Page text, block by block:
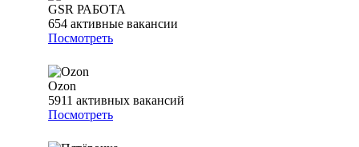
GSR РАБОТА
654 активные вакансии
Посмотреть
Ozon
5911 активных вакансий
Посмотреть